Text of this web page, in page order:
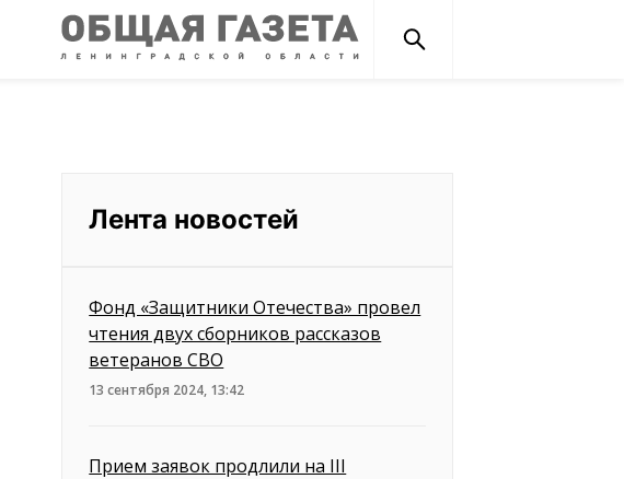
Лента новостей
Фонд «Защитники Отечества» провел
чтения двух сборников рассказов
ветеранов СВО
13 сентября 2024, 13:42
Прием заявок продлили на III